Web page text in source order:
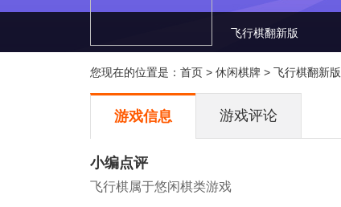
飞行棋翻新版
您现在的位置是： 首页 > 休闲棋牌 > 飞行棋翻新版
游戏信息 游戏评论
小编点评
飞行棋属于悠闲棋类游戏